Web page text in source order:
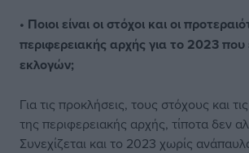
• Ποιοι είναι οι στόχοι και οι
περιφερειακής αρχής για το 2023 που
εκλογών;
Για τις προκλήσεις, τους στόχους και
της περιφερειακής αρχής, τίποτα δεν
Συνεχίζεται και το 2023 χωρίς